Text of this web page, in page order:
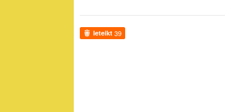
Ieteikt 39